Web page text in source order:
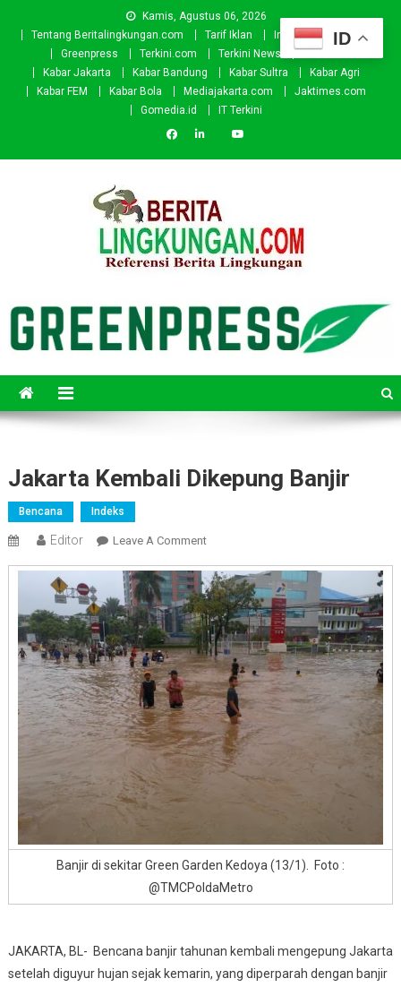
Kamis, Agustus 06, 2026
Tentang Beritalingkungan.com
Tarif Iklan Investor
Donasi
Greenpress
Terkini.com Terkini News
Kabar.id
Kabar Jakarta
Kabar Bandung Kabar Sultra
Kabar Agri
Kabar FEM
Kabar Bola Mediajakarta.com
Jaktimes.com
Gomedia.id
IT Terkini
Jakarta Kembali Dikepung Banjir
Bencana Indeks
Editor Leave A CommentOn
Kembali
Dikepung
Banjir
Banjir di sekitar Green Garden Kedoya (13/1). Foto :
@TMCPoldaMetro
JAKARTA, BL- Bencana banjir tahunan kembali mengepung Jakarta
setelah diguyur hujan sejak kemarin, yang diperparah dengan banjir
ID